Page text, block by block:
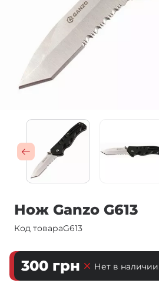
Нож Ganzo G613
Код товараG613
300 грн Нет в наличии